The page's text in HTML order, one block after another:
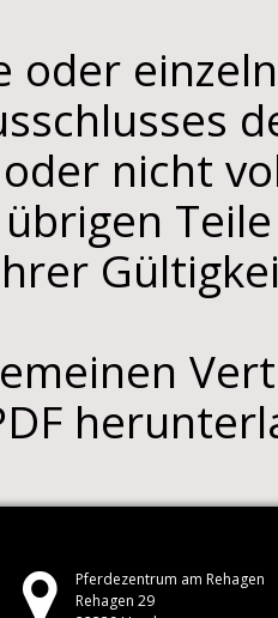
oder
nicht
Pferdezentrum am Rehagen
Rehagen 29